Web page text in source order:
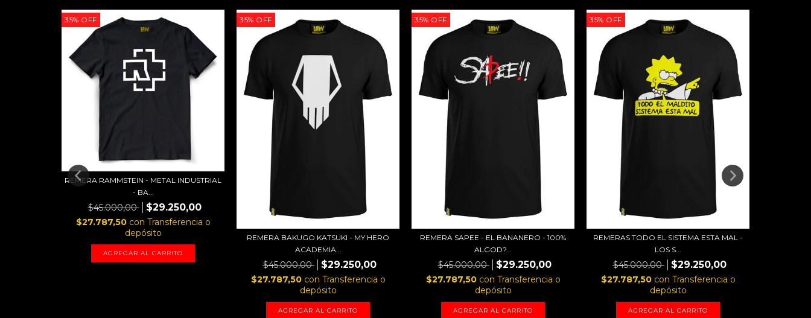
35% OFF
REMERA RAMMSTEIN - METAL INDUSTRIAL
- BA...
$45.000,00 $29.250,00
$27.787,50 con Transferencia o
depósito
AGREGAR AL CARRITO
35% OFF
REMERA BAKUGO KATSUKI - MY HERO
ACADEMIA...
$45.000,00 $29.250,00
$27.787,50 con Transferencia o
depósito
AGREGAR AL CARRITO
35% OFF
REMERA SAPEE - EL BANANERO - 100%
ALGOD?...
$45.000,00 $29.250,00
$27.787,50 con Transferencia o
depósito
AGREGAR AL CARRITO
35% OFF
REMERAS TODO EL SISTEMA ESTA MAL -
LOS S...
$45.000,00 $29.250,00
$27.787,50 con Transferencia o
depósito
AGREGAR AL CARRITO